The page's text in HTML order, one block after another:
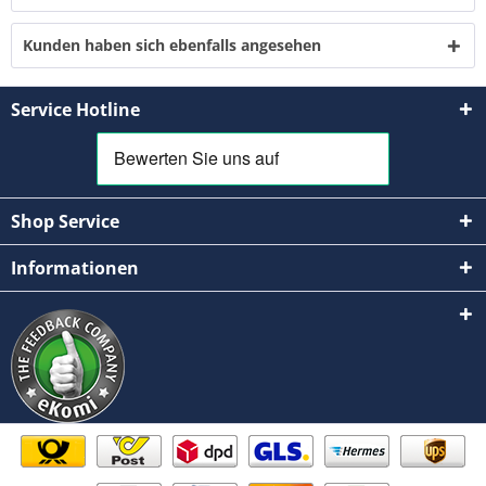
Kunden haben sich ebenfalls angesehen
Service Hotline
Shop Service
Informationen